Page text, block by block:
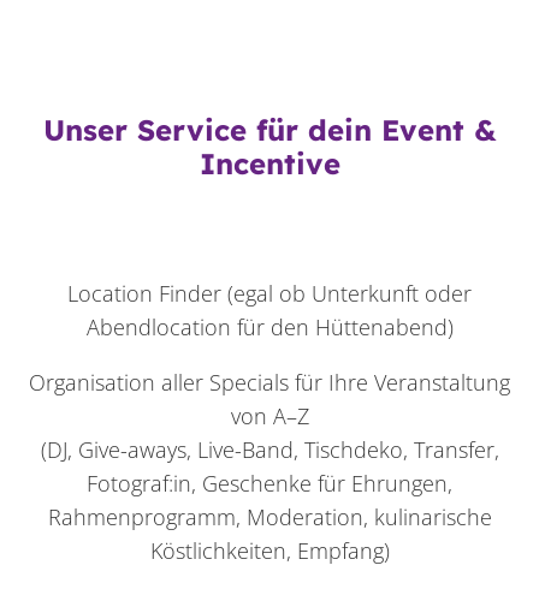
Unser Service für dein Event &
Incentive
Location Finder (egal ob Unterkunft oder
Abendlocation für den Hüttenabend)
Organisation aller Specials für Ihre Veranstaltung
von A–Z
(DJ, Give-aways, Live-Band, Tischdeko, Transfer,
Fotograf:in, Geschenke für Ehrungen,
Rahmenprogramm, Moderation, kulinarische
Köstlichkeiten, Empfang)